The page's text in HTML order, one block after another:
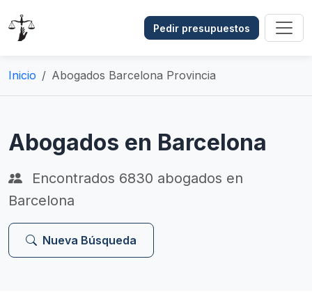
Pedir presupuestos
Inicio Abogados Barcelona Provincia
Abogados en Barcelona
Encontrados 6830 abogados en
Barcelona
Nueva Búsqueda